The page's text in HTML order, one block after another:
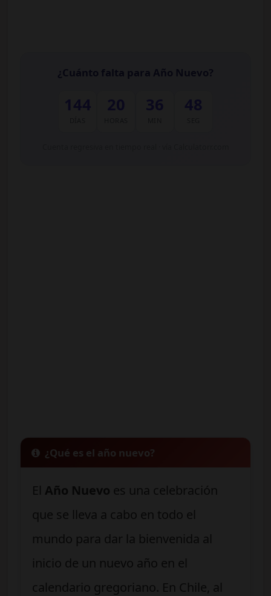
¿Qué es el año nuevo?
El Año Nuevo es una celebración
que se lleva a cabo en todo el
mundo para dar la bienvenida al
inicio de un nuevo año en el
calendario gregoriano. En Chile, al